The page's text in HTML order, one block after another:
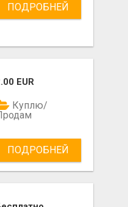
ПОДРОБНЕЙ
- ОПТОМ
EUR
Куплю/
ПОДРОБНЕЙ